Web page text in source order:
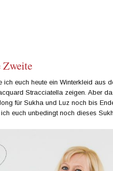
Zweite
ich euch heute ein Winterkleid aus
Stracciatella zeigen. Aber
für Sukha und Luz noch bis
euch unbedingt noch dieses